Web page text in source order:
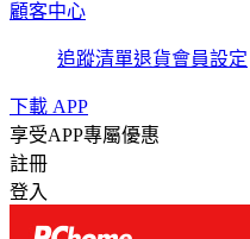
顧客中心
追蹤清單退貨會員設定
下載 APP
享受APP專屬優惠
註冊
登入